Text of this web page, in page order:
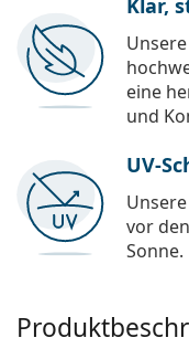
Klar,
eine
und
UV-
vor
Sonne.